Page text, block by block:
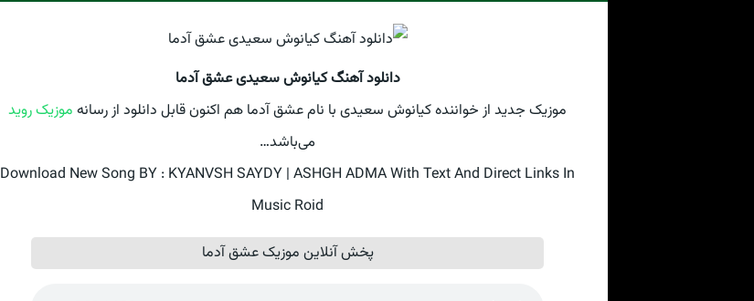
دانلود آهنگ کیانوش سعیدی عشق آدما
موزیک جدید از خواننده کیانوش سعیدی با نام عشق آدما هم اکنون قابل دانلود از رسانه موزیک روید
می‌باشد…
Download New Song BY : KYANVSH SAYDY | ASHGH ADMA With Text And Direct Links In
Music Roid
پخش آنلاین موزیک عشق آدما